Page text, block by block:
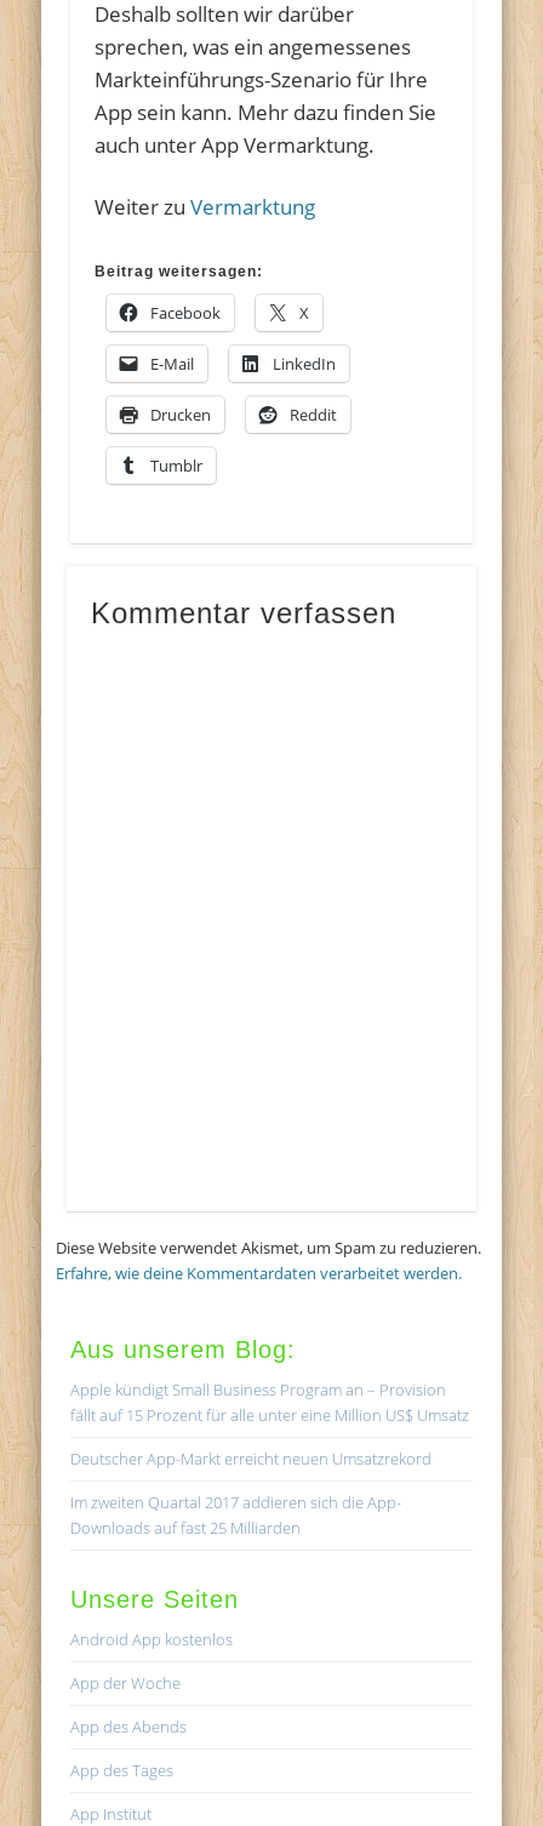
Deshalb sollten wir darüber
sprechen, was ein angemessenes
Markteinführungs-Szenario für Ihre
App sein kann. Mehr dazu finden Sie
auch unter App Vermarktung.
Weiter zuVermarktung
Beitrag weitersagen:
Facebook X
E-Mail LinkedIn
Drucken Reddit
Tumblr
Kommentar verfassen
Diese Website verwendet Akismet, um Spam zu reduzieren.
Erfahre, wie deine Kommentardaten verarbeitet werden.
Aus unserem Blog:
Apple kündigt Small Business Program an – Provision
fällt auf 15 Prozent für alle unter eine Million US$ Umsatz
Deutscher App-Markt erreicht neuen Umsatzrekord
Im zweiten Quartal 2017 addieren sich die App-
Downloads auf fast 25 Milliarden
Unsere Seiten
Android App kostenlos
App der Woche
App des Abends
App des Tages
App Institut